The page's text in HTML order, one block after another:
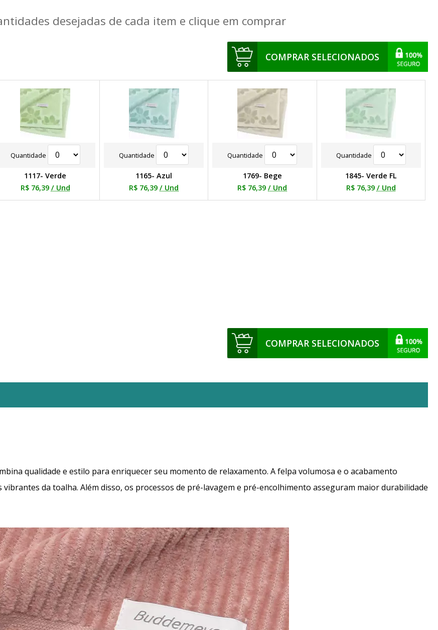
desejadas de cada item e clique em comprar
COMPRAR SELECIONADOS
Quantidade
1117- Verde
R$ 76,39 / Und
Quantidade
1165- Azul
R$ 76,39 / Und
Quantidade
1769- Bege
R$ 76,39 / Und
Quantidade
1845- Verde FL
R$ 76,39 / Und
COMPRAR SELECIONADOS
qualidade e estilo para enriquecer seu momento de relaxamento. A felpa volumosa e o acabamento
da toalha. Além disso, os processos de pré-lavagem e pré-encolhimento asseguram maior durabilidade